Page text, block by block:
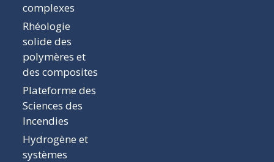
complexes
Rhéologie
solide des
polymères et
des composites
Plateforme des
Sciences des
Incendies
Hydrogène et
systèmes